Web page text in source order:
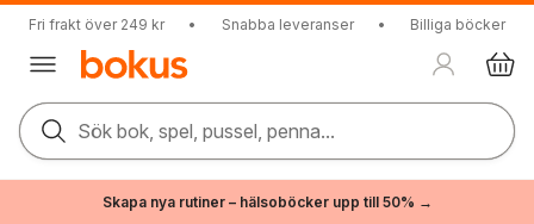
Fri frakt över 249 kr • Snabba leveranser • Billiga böcker
Sök bok, spel, pussel, penna...
Skapa nya rutiner – hälsoböcker upp till 50% →